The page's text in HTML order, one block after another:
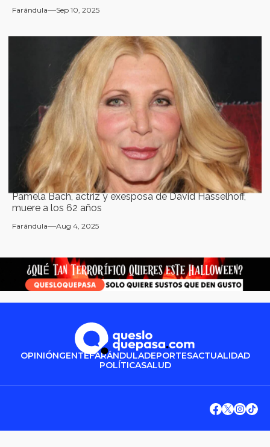
Farándula Sep 10, 2025
Pamela Bach, actriz y exesposa de David Hasselhoff,
muere a los 62 años
Farándula Aug 4, 2025
OPINIÓNGENTEFARÁNDULADEPORTESACTUALIDAD
POLÍTICASALUD